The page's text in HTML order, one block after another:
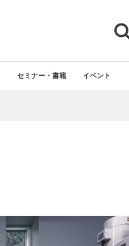
セミナー・書籍 イベント